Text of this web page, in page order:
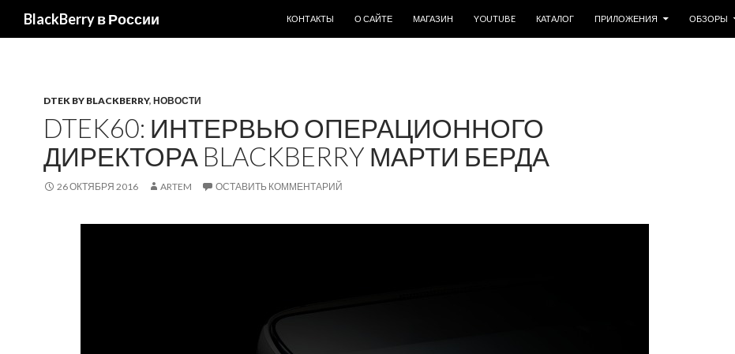
BlackBerry в России
КОНТАКТЫ
О САЙТЕ МАГАЗИН YOUTUBE КАТАЛОГ ПРИЛОЖЕНИЯ ОБЗОРЫ
DTEK BY BLACKBERRY, НОВОСТИ
DTEK60: ИНТЕРВЬЮ ОПЕРАЦИОННОГО
ДИРЕКТОРА BLACKBERRY МАРТИ БЕРДА
26 ОКТЯБРЯ 2016 ARTEM ОСТАВИТЬ КОММЕНТАРИЙ